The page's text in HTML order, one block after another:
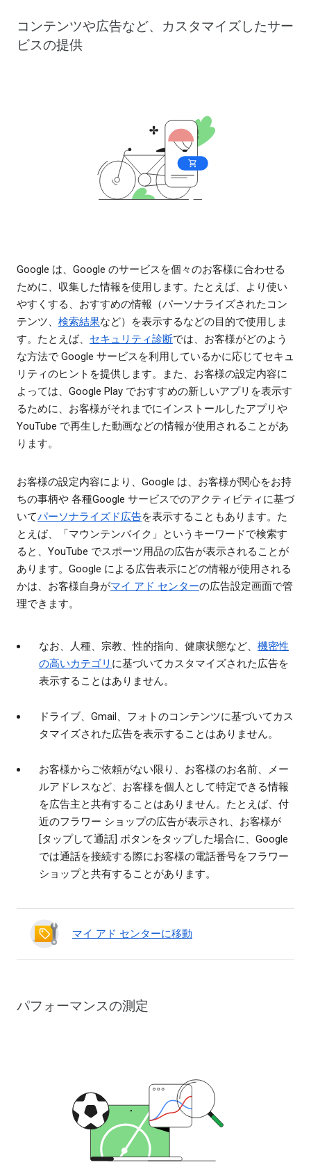
コンテンツや広告など、カスタマイズしたサー
ビスの提供
Google は、Google のサービスを個々のお客様に合わせる
ために、収集した情報を使用します。たとえば、より使い
やすくする、おすすめの情報（パーソナライズされたコン
テンツ、 検索結果など）を表示するなどの目的で使用しま
す。たとえば、 セキュリティ診断では、お客様がどのよう
な方法で Google サービスを利用しているかに応じてセキュ
リティのヒントを提供します。また、お客様の設定内容に
よっては、Google Play でおすすめの新しいアプリを表示す
るために、お客様がそれまでにインストールしたアプリや
YouTube で再生した動画などの情報が使用されることがあ
ります。
お客様の設定内容により、Google は、お客様が関心をお持
ちの事柄や 各種Google サービスでのアクティビティに基づ
いてパーソナライズド広告を表示することもあります。た
とえば、「マウンテンバイク」というキーワードで検索す
ると、YouTube でスポーツ用品の広告が表示されることが
あります。Google による広告表示にどの情報が使用される
かは、お客様自身がマイ アド センターの広告設定画面で管
理できます。
なお、人種、宗教、性的指向、健康状態など、 機密性
の高いカテゴリ に基づいてカスタマイズされた広告を
表示することはありません。
ドライブ、Gmail、フォトのコンテンツに基づいてカス
タマイズされた広告を表示することはありません。
お客様からご依頼がない限り、お客様のお名前、メー
ルアドレスなど、お客様を個人として特定できる情報
を広告主と共有することはありません。たとえば、付
近のフラワー ショップの広告が表示され、お客様が
[タップして通話] ボタンをタップした場合に、Google
では通話を接続する際にお客様の電話番号をフラワー
ショップと共有することがあります。
マイ アド センターに移動
パフォーマンスの測定